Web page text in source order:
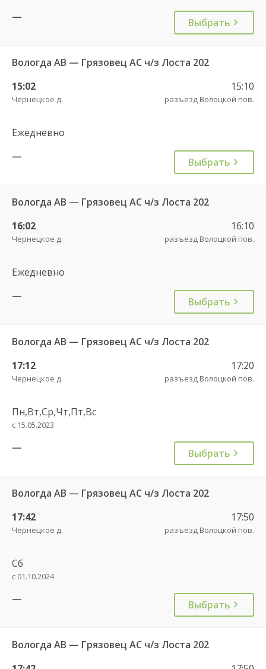
—
Выбрать
Вологда АВ — Грязовец АС ч/з Лоста 202
15:02
Чернецкое д.
15:10
разъезд Волоцкой пов.
Ежедневно
—
Выбрать
Вологда АВ — Грязовец АС ч/з Лоста 202
16:02
Чернецкое д.
16:10
разъезд Волоцкой пов.
Ежедневно
—
Выбрать
Вологда АВ — Грязовец АС ч/з Лоста 202
17:12
Чернецкое д.
17:20
разъезд Волоцкой пов.
Пн,Вт,Ср,Чт,Пт,Вс
с 15.05.2023
— Выбрать
Вологда АВ — Грязовец АС ч/з Лоста 202
17:42
Чернецкое д.
17:50
разъезд Волоцкой пов.
Сб
с 01.10.2024
— Выбрать
Вологда АВ — Грязовец АС ч/з Лоста 202